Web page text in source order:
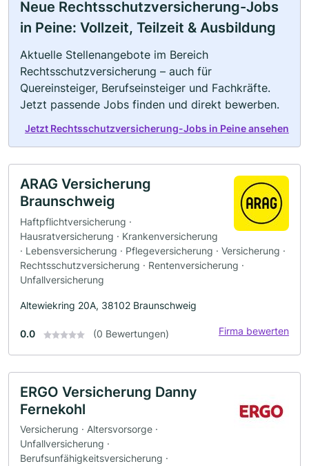
Neue Rechtsschutzversicherung-Jobs
in Peine: Vollzeit, Teilzeit & Ausbildung
Aktuelle Stellenangebote im Bereich
Rechtsschutzversicherung – auch für
Quereinsteiger, Berufseinsteiger und Fachkräfte.
Jetzt passende Jobs finden und direkt bewerben.
Jetzt Rechtsschutzversicherung-Jobs in Peine ansehen
ARAG Versicherung
Braunschweig
Haftpflichtversicherung ·
Hausratversicherung · Krankenversicherung
· Lebensversicherung · Pflegeversicherung · Versicherung ·
Rechtsschutzversicherung · Rentenversicherung ·
Unfallversicherung
Altewiekring 20A, 38102 Braunschweig
0.0 (0 Bewertungen) Firma bewerten
ERGO Versicherung Danny
Fernekohl
Versicherung · Altersvorsorge ·
Unfallversicherung ·
Berufsunfähigkeitsversicherung ·